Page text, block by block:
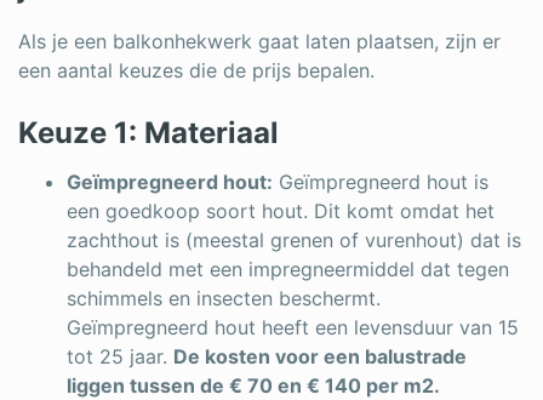
Als je een balkonhekwerk gaat laten plaatsen, zijn er
een aantal keuzes die de prijs bepalen.
Keuze 1: Materiaal
Geïmpregneerd hout: Geïmpregneerd hout is
een goedkoop soort hout. Dit komt omdat het
zachthout is (meestal grenen of vurenhout) dat is
behandeld met een impregneermiddel dat tegen
schimmels en insecten beschermt.
Geïmpregneerd hout heeft een levensduur van 15
tot 25 jaar. De kosten voor een balustrade
liggen tussen de € 70 en € 140 per m2.